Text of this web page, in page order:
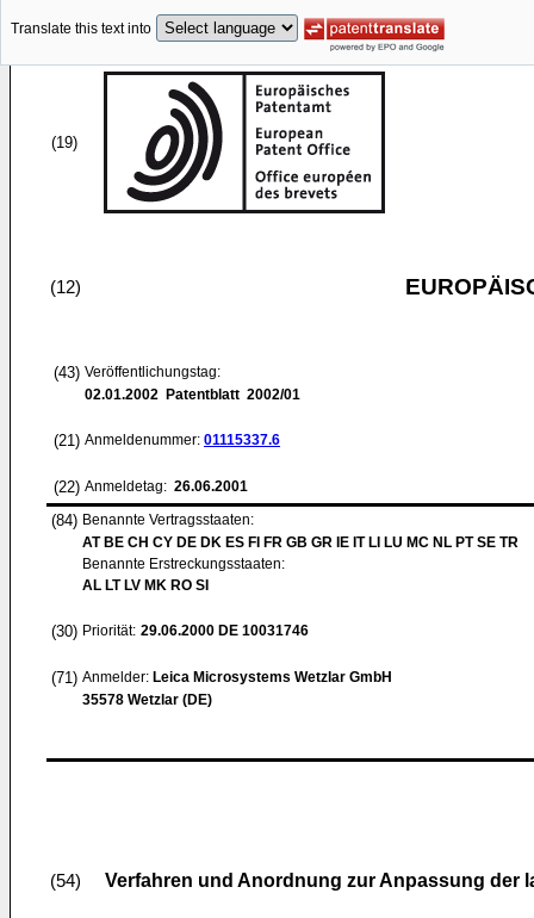
Translate this text into
(19)
(12)
(43) Veröffentlichungstag:
02.01.2002 Patentblatt 2002/01
(21) Anmeldenummer: 01115337.6
(22) Anmeldetag: 26.06.2001
(84) Benannte Vertragsstaaten:
AT BE CH CY DE DK ES FI FR GB GR IE IT LI LU MC NL PT SE TR
Benannte Erstreckungsstaaten:
AL LT LV MK RO SI
(30) Priorität: 29.06.2000 DE 10031746
(71) Anmelder: Leica Microsystems Wetzlar GmbH
35578 Wetzlar (DE)
(54) Verfahren und Anordnung zur Anpassung der